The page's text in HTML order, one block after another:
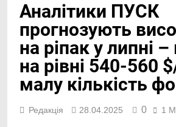
Аналітики ПУСК
прогнозують
на ріпак у липні –
на рівні 540-560
малу кількість
Редакція 28.04.2025 0 1